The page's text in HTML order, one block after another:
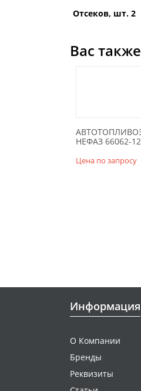
Отсеков, шт. 2
Вас
НЕФАЗ 66062-
Цена по запросу
Информация
О Компании
Бренды
Реквизиты